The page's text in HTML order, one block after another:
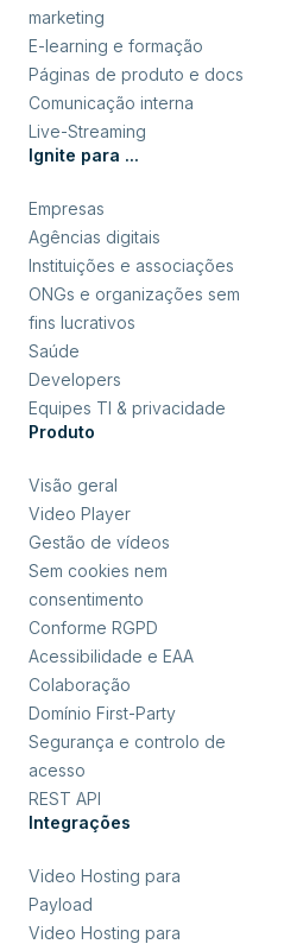
marketing
E-learning e formação
Páginas de produto e docs
Comunicação interna
Live-Streaming
Ignite para ...
Empresas
Agências digitais
Instituições e associações
ONGs e organizações sem
fins lucrativos
Saúde
Developers
Equipes TI & privacidade
Produto
Visão geral
Video Player
Gestão de vídeos
Sem cookies nem
consentimento
Conforme RGPD
Acessibilidade e EAA
Colaboração
Domínio First-Party
Segurança e controlo de
acesso
REST API
Integrações
Video Hosting para
Payload
Video Hosting para